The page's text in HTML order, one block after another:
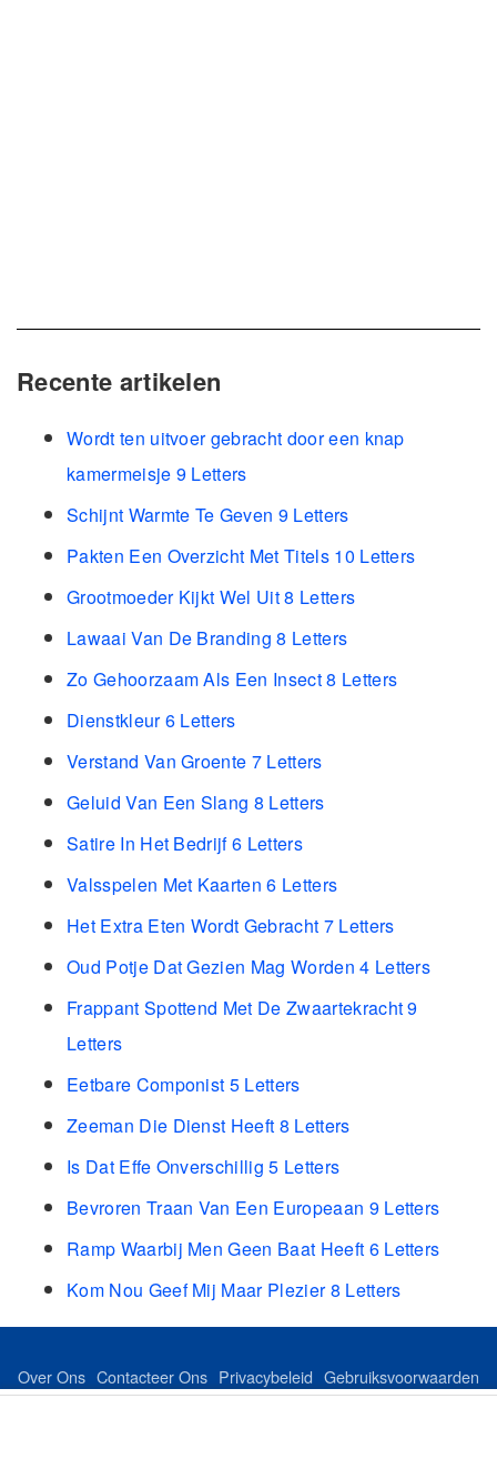
Recente artikelen
Wordt ten uitvoer gebracht door een knap
kamermeisje 9 Letters
Schijnt Warmte Te Geven 9 Letters
Pakten Een Overzicht Met Titels 10 Letters
Grootmoeder Kijkt Wel Uit 8 Letters
Lawaai Van De Branding 8 Letters
Zo Gehoorzaam Als Een Insect 8 Letters
Dienstkleur 6 Letters
Verstand Van Groente 7 Letters
Geluid Van Een Slang 8 Letters
Satire In Het Bedrijf 6 Letters
Valsspelen Met Kaarten 6 Letters
Het Extra Eten Wordt Gebracht 7 Letters
Oud Potje Dat Gezien Mag Worden 4 Letters
Frappant Spottend Met De Zwaartekracht 9
Letters
Eetbare Componist 5 Letters
Zeeman Die Dienst Heeft 8 Letters
Is Dat Effe Onverschillig 5 Letters
Bevroren Traan Van Een Europeaan 9 Letters
Ramp Waarbij Men Geen Baat Heeft 6 Letters
Kom Nou Geef Mij Maar Plezier 8 Letters
Over Ons Contacteer Ons Privacybeleid Gebruiksvoorwaarden